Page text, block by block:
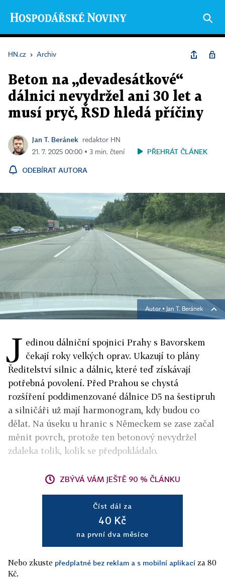
HN.cz › Archiv
Beton na „devadesátkové“
dálnici nevydržel ani 30 let a
musí pryč, ŘSD hledá příčiny
Jan T. Beránek
redaktor HN
21. 7. 2025 00:00 ▪ 3 min. čtení
PŘEHRÁT ČLÁNEK
ODEBÍRAT AUTORA
Autor ▪ Jan T. Beránek
J edinou dálniční spojnici Prahy s Bavorskem
čekají roky velkých oprav. Ukazují to plány
Ředitelství silnic a dálnic, které teď získávají
potřebná povolení. Před Prahou se chystá
rozšíření poddimenzované dálnice D5 na šestipruh
a silničáři už mají harmonogram, kdy budou co
dělat. Na úseku u hranic s Německem se zase začal
měnit povrch, protože ten betonový nevydržel
zdaleka tolik, kolik se předpokládalo.
ZBÝVÁ VÁM JEŠTĚ 90 % ČLÁNKU
Číst dál za
40 Kč
na první dva měsíce
Nebo zkuste předplatné bez reklam a s mobilní aplikací za 80
Kč.